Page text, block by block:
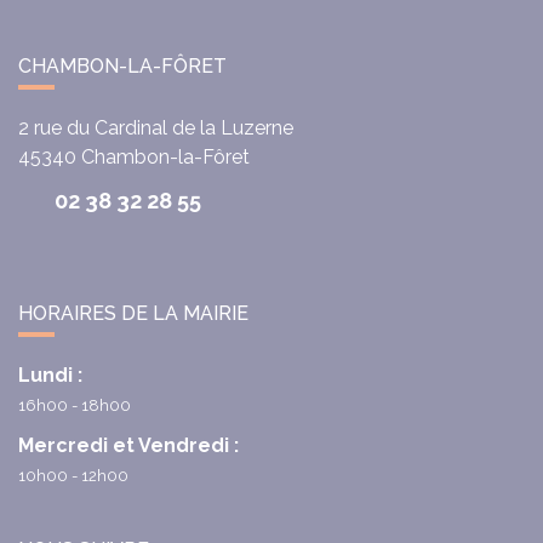
CHAMBON-LA-FÔRET
2 rue du Cardinal de la Luzerne
45340 Chambon-la-Fôret
02 38 32 28 55
HORAIRES DE LA MAIRIE
Lundi :
16h00 - 18h00
Mercredi et Vendredi :
10h00 - 12h00